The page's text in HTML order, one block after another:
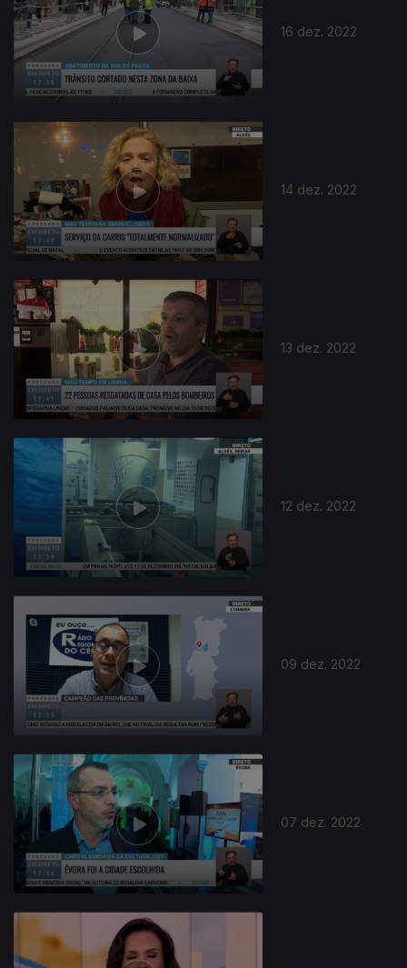
16 dez. 2022
14 dez. 2022
13 dez. 2022
12 dez. 2022
09 dez. 2022
07 dez. 2022